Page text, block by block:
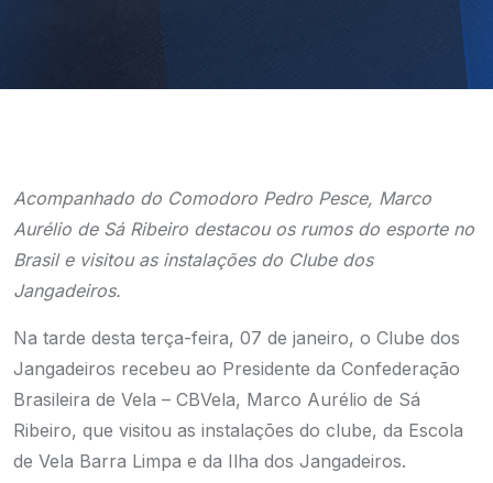
Acompanhado do Comodoro Pedro Pesce, Marco
Aurélio de Sá Ribeiro destacou os rumos do esporte no
Brasil e visitou as instalações do Clube dos
Jangadeiros.
Na tarde desta terça-feira, 07 de janeiro, o Clube dos
Jangadeiros recebeu ao Presidente da Confederação
Brasileira de Vela – CBVela, Marco Aurélio de Sá
Ribeiro, que visitou as instalações do clube, da Escola
de Vela Barra Limpa e da Ilha dos Jangadeiros.